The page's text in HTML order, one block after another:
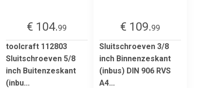
€ 104.99
toolcraft 112803
Sluitschroeven 5/8
inch Buitenzeskant
(inbu...
€ 109.99
Sluitschroeven 3/8
inch Binnenzeskant
(inbus) DIN 906 RVS
A4...